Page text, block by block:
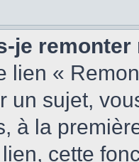
je
lien «
un sujet,
à la
cette